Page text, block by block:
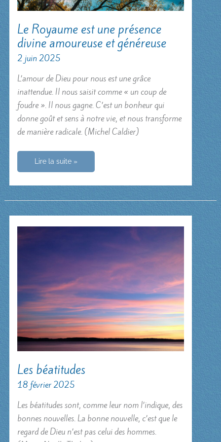
Le Royaume est une présence
divine amoureuse et généreuse
2 juin 2025
L’amour de Dieu pour nous est une grâce
inattendue. Il nous saisit comme « un coup de
foudre ». Il nous gagne. C’est un bonheur qui
donne goût et sens à notre vie, et nous transforme
de manière radicale. (Michel Caldier)
Le
est
présence
divine
amoureuse
et
généreuse
Lire la suite »
Les béatitudes
18 février 2025
Les béatitudes sont, comme leur nom l’indique, des
bonnes nouvelles. La bonne nouvelle, c’est que le
regard de Dieu n’est pas celui des hommes.